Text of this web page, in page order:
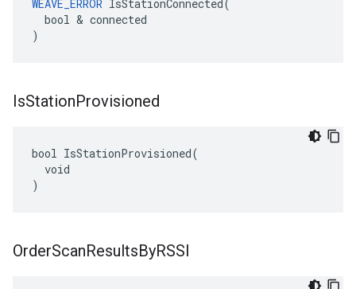
WEAVE_ERROR IsStationConnected(
  bool & connected
)
IsStationProvisioned
bool IsStationProvisioned(
  void
)
OrderScanResultsByRSSI